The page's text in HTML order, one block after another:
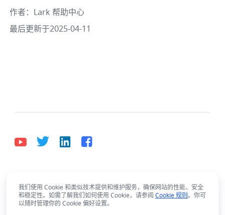
作者： Lark 帮助中心
最后更新于2025-04-11
Bahasa Indonesia Deutsch English
Español
Français
Italiano
Português (Brasil)
Lark使用有疑问？
我们使用 Cookie 和类似技术提供和维护服务，确保网站的性能、安全
和稳定性。如需了解我们如何使用 Cookie，请参阅 Cookie 规则。你可
以随时管理你的 Cookie 偏好设置。